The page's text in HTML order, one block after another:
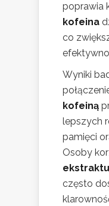
poprawia
kofeina
co
Wyniki
kofeiną
lepszych
pamięci
Osoby
często